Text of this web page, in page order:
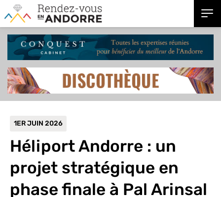
1ER JUIN 2026
Héliport Andorre : un
projet stratégique en
phase finale à Pal Arinsal